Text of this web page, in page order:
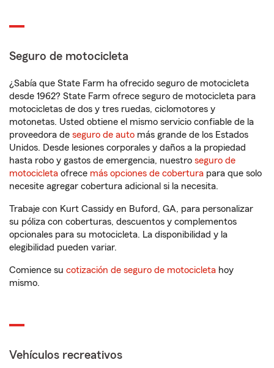
Seguro de motocicleta
¿Sabía que State Farm ha ofrecido seguro de motocicleta
desde 1962? State Farm ofrece seguro de motocicleta para
motocicletas de dos y tres ruedas, ciclomotores y
motonetas. Usted obtiene el mismo servicio confiable de la
proveedora de seguro de auto más grande de los Estados
Unidos. Desde lesiones corporales y daños a la propiedad
hasta robo y gastos de emergencia, nuestro seguro de
motocicleta ofrece más opciones de cobertura para que solo
necesite agregar cobertura adicional si la necesita.
Trabaje con Kurt Cassidy en Buford, GA, para personalizar
su póliza con coberturas, descuentos y complementos
opcionales para su motocicleta. La disponibilidad y la
elegibilidad pueden variar.
Comience su cotización de seguro de motocicleta hoy
mismo.
Vehículos recreativos